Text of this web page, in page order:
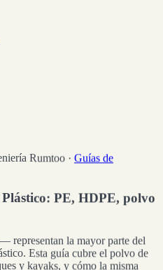
Rumtoo · Guías de
PE, HDPE, polvo
la mayor parte del
Esta guía cubre el polvo de
y kayaks, y cómo la misma